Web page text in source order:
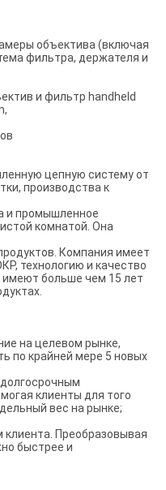
объектива (включая
фильтра, держателя и
и фильтр handheld
цепную систему от
производства к
и промышленное
комнатой. Она
Компания имеет
технологию и качество
больше чем 15 лет
на целевом рынке,
по крайней мере 5 новых
клиенты для того
вес на рынке;
Преобразовывая
быстрее и